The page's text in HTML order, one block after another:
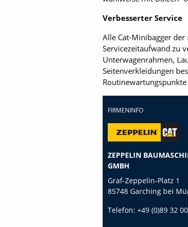
Verbesserter Service
Alle Cat-Minibagger
Servicezeitaufwand zu
Unterwagenrahmen,
Seitenverkleidungen
FIRMENINFO
ZEPPELIN
GMBH
Graf-Zeppelin-Platz 1
85748 Garching bei
Telefon: +49 (0)89 32